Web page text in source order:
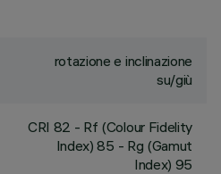
rotazione e inclinazione
su/giù
CRI 82 - Rf (Colour Fidelity
Index) 85 - Rg (Gamut
Index) 95